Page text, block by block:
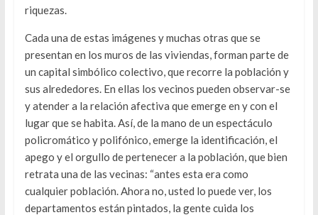
riquezas.
Cada una de estas imágenes y muchas otras que se
presentan en los muros de las viviendas, forman parte de
un capital simbólico colectivo, que recorre la población y
sus alrededores. En ellas los vecinos pueden observar-se
y atender a la relación afectiva que emerge en y con el
lugar que se habita. Así, de la mano de un espectáculo
policromático y polifónico, emerge la identificación, el
apego y el orgullo de pertenecer a la población, que bien
retrata una de las vecinas: “antes esta era como
cualquier población. Ahora no, usted lo puede ver, los
departamentos están pintados, la gente cuida los